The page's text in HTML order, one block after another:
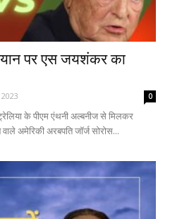
पर एस जयशंकर का
0
के पीएम एंथनी अल्बनीज से मिलकर
अमेरिकी अरबपति जॉर्ज सोरोस...